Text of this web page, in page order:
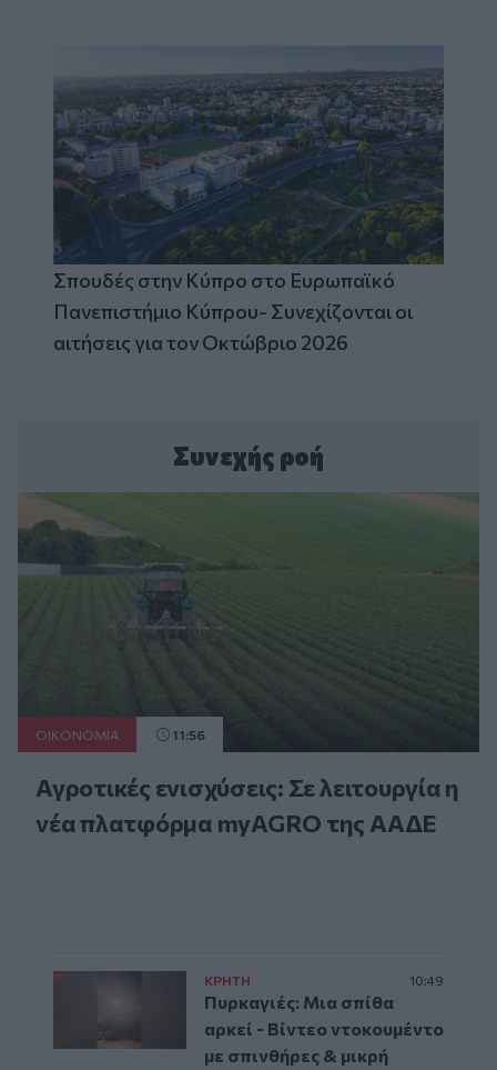
Σπουδές στην Κύπρο στο Ευρωπαϊκό
Πανεπιστήμιο Κύπρου- Συνεχίζονται οι
αιτήσεις για τον Οκτώβριο 2026
Συνεχής ροή
ΟΙΚΟΝΟΜΙΑ 11:56
Αγροτικές ενισχύσεις: Σε λειτουργία η
νέα πλατφόρμα myAGRO της ΑΑΔΕ
ΚΡΗΤΗ 10:49
Πυρκαγιές: Μια σπίθα
αρκεί - Βίντεο ντοκουμέντο
με σπινθήρες & μικρή